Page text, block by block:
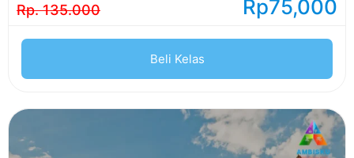
Rp. 135.000 Rp75,000
Beli Kelas